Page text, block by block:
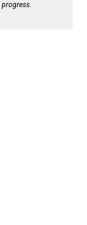
progress.